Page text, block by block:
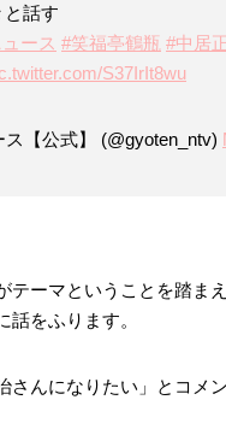
話す
ース #笑福亭鶴瓶 #中居
S37IrIt8wu
【公式】 (@gyoten_ntv)
テーマということを踏ま
話をふります。
んになりたい」とコメン